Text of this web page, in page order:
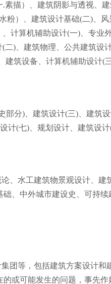
素描）、建筑阴影与透视、
粉）、建筑设计基础(二)、
计算机辅助设计(一)、专业
)、建筑物理、公共建筑设
建筑设备、计算机辅助设计(
部分)、建筑设计(三)、建筑
计(七)、规划设计、建筑设
、水工建筑物景观设计、建
、中外城市建设史、可持续
团等，包括建筑方案设计和
或可能发生的问题，事先作